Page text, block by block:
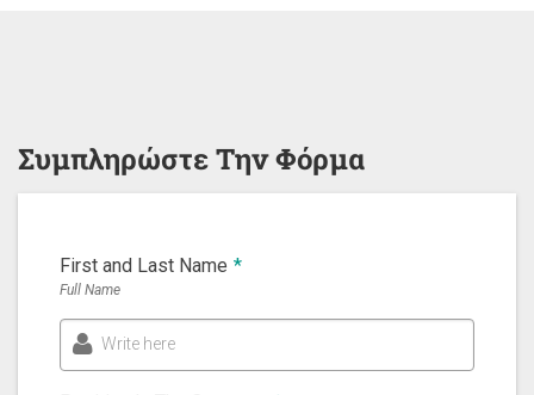
Συμπληρώστε Την Φόρμα
First and Last Name *
Full Name
Write here